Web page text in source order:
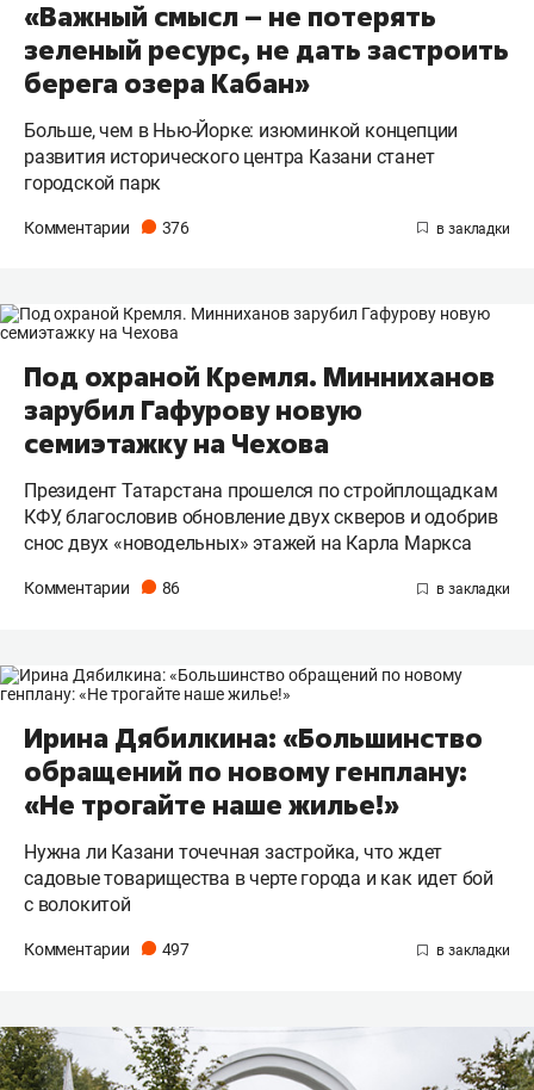
«Важный смысл – не потерять
зеленый ресурс, не дать застроить
берега озера Кабан»
Больше, чем в Нью-Йорке: изюминкой концепции
развития исторического центра Казани станет
городской парк
Комментарии 376
Под охраной Кремля. Минниханов
зарубил Гафурову новую
семиэтажку на Чехова
Президент Татарстана прошелся по стройплощадкам
КФУ, благословив обновление двух скверов и одобрив
снос двух «новодельных» этажей на Карла Маркса
Комментарии 86
Ирина Дябилкина: «Большинство
обращений по новому генплану:
«Не трогайте наше жилье!»
Нужна ли Казани точечная застройка, что ждет
садовые товарищества в черте города и как идет бой
с волокитой
Комментарии 497